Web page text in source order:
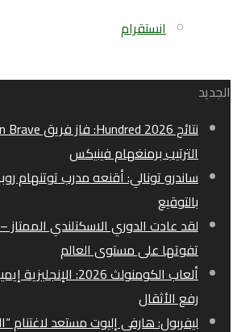
انستقرام
الجديد
الترتيب برمنغهام فينيكس
ساندرو تونالي: أقنعه مدرب توتنهام
بالتوقيع
لقد عادت الدوري الاسكتلندي الممتاز
تفوتها على مستوى العالم
ألعاب الكومنولث 2026:
رفع الأثقال
ليفربول: هارفي إليوت مستعد لاغتنام